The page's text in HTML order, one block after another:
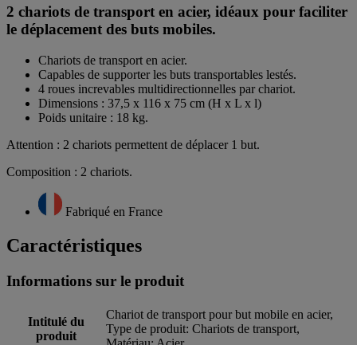
2 chariots de transport en acier, idéaux pour faciliter
le déplacement des buts mobiles.
Chariots de transport en acier.
Capables de supporter les buts transportables lestés.
4 roues increvables multidirectionnelles par chariot.
Dimensions : 37,5 x 116 x 75 cm (H x L x l)
Poids unitaire : 18 kg.
Attention : 2 chariots permettent de déplacer 1 but.
Composition : 2 chariots.
Fabriqué en France
Caractéristiques
Informations sur le produit
Intitulé du
produit
Chariot de transport pour but mobile en acier,
Type de produit: Chariots de transport,